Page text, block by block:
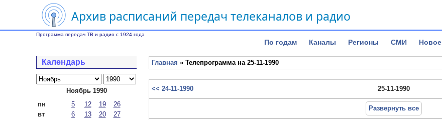
Архив расписаний передач телеканалов и радио
Программа передач ТВ и радио с 1924 года
По годам Каналы Регионы СМИ Новое
Календарь
Ноябрь 1990
пн
5 12 19
26
вт
6 13 20
27
Главная » Телепрограмма на 25-11-1990
<< 24-11-1990 25-11-1990
Развернуть все